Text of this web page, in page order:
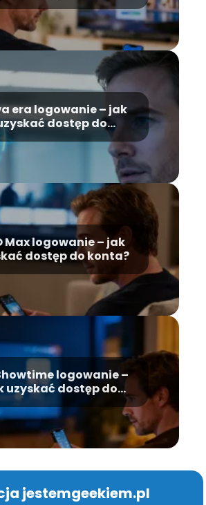
era logowanie – jak
dostęp do
Max logowanie – jak
dostęp do konta?
logowanie –
uzyskać dostęp do
konta?
jestemgeekiem.pl